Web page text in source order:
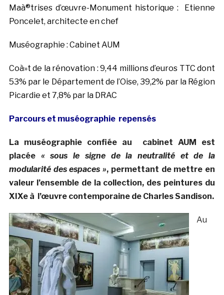
Maà®trises d’œuvre-Monument historique : Etienne
Poncelet, architecte en chef
Muséographie : Cabinet AUM
Coà»t de la rénovation : 9,44 millions d’euros TTC dont
53% par le Département de l’Oise, 39,2% par la Région
Picardie et 7,8% par la DRAC
Parcours et muséographie repensés
La muséographie confiée au cabinet AUM est
placée « sous le signe de la neutralité et de la
modularité des espaces », permettant de mettre en
valeur l’ensemble de la collection, des peintures du
XIXe à l’œuvre contemporaine de Charles Sandison.
Au